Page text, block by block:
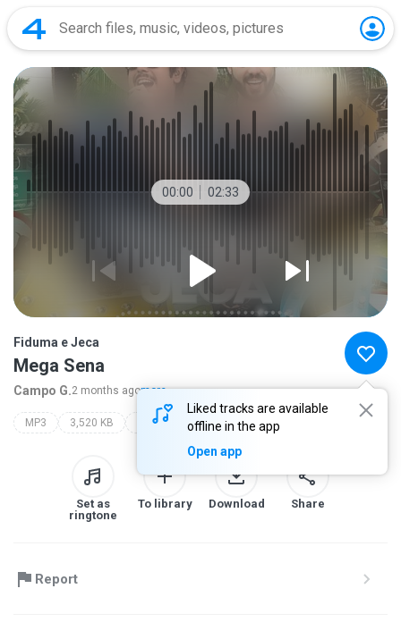
00:00 02:33
Liked tracks are available
offline in the app
Open app
Fiduma e Jeca
Mega Sena
Campo G.2 months agomore...
MP3 3,520 KB ah se os pais soubessem fiduma e jeca
Set as
ringtone
To library Download Share
Report